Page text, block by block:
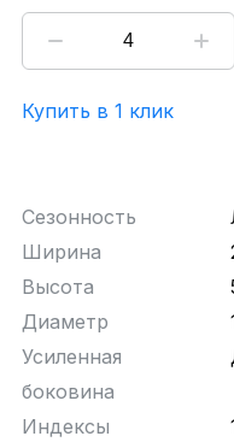
Купить в 1 клик
Сезонность
Ширина
Высота
Диаметр
Усиленная
боковина
Индексы